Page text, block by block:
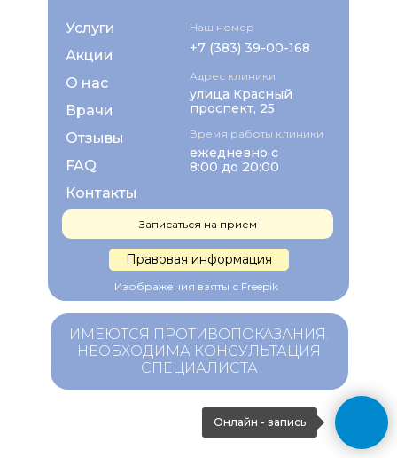
Услуги
Правовая информация
Акции
Врачи
О нас
+7 (383) 39-00-168
Отзывы
FAQ
Контакты
Наш номер
ежедневно с
8:00 до 20:00
Время работы клиники
Адрес клиники
улица Красный
проспект, 25
Записаться на прием
Изображения взяты с Freepik
ИМЕЮТСЯ ПРОТИВОПОКАЗАНИЯ.
НЕОБХОДИМА КОНСУЛЬТАЦИЯ
СПЕЦИАЛИСТА
Онлайн - запись